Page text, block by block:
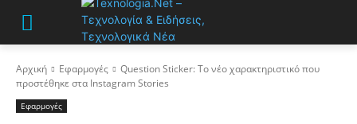
Αρχική Εφαρμογές
Question Sticker: Το νέο χαρακτηριστικό που
προστέθηκε στα Instagram Stories
Εφαρμογές